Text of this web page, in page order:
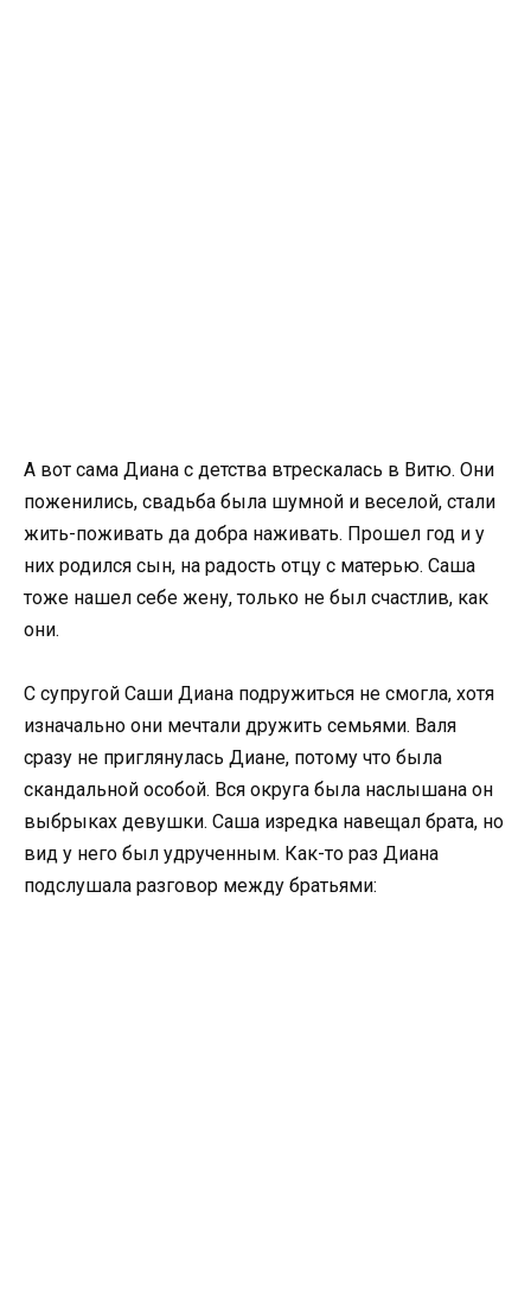
А вот сама Диана с детства втрескалась в Витю. Они
поженились, свадьба была шумной и веселой, стали
жить-поживать да добра наживать. Прошел год и у
них родился сын, на радость отцу с матерью. Саша
тоже нашел себе жену, только не был счастлив, как
они.
С супругой Саши Диана подружиться не смогла, хотя
изначально они мечтали дружить семьями. Валя
сразу не приглянулась Диане, потому что была
скандальной особой. Вся округа была наслышана он
выбрыках девушки. Саша изредка навещал брата, но
вид у него был удрученным. Как-то раз Диана
подслушала разговор между братьями: